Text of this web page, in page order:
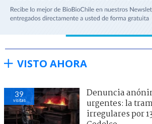
VISTO AHORA
39
visitas
Denuncia
urgentes: la
irregulares por